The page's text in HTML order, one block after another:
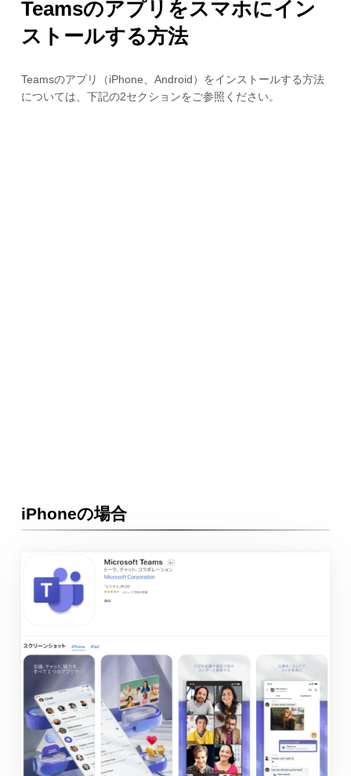
Teamsのアプリをスマホにイン
ストールする方法
Teamsのアプリ（iPhone、Android）をインストールする方法
については、下記の2セクションをご参照ください。
iPhoneの場合